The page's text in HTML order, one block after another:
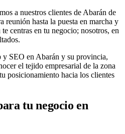
a nuestros clientes de Abarán de
reunión hasta la puesta en marcha y
centras en tu negocio; nosotros, en
SEO en Abarán y su provincia,
el tejido empresarial de la zona
posicionamiento hacia los clientes
tu negocio en